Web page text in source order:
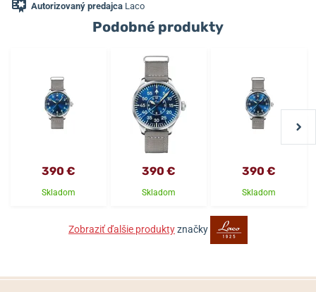
Autorizovaný predajca Laco
Podobné produkty
390 €
Skladom
390 €
Skladom
390 €
Skladom
Zobraziť ďalšie produktyznačky